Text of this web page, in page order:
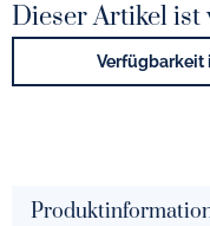
Dieser Artikel ist
Verfügbarkeit